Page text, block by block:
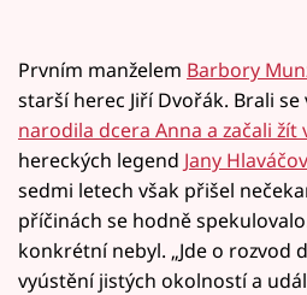
Prvním manželem Barbory
starší herec Jiří Dvořák. Brali
narodila dcera Anna a začali žít
hereckých legend Jany
sedmi letech však přišel
příčinách se hodně
konkrétní nebyl. „Jde o rozvod
vyústění jistých okolností a